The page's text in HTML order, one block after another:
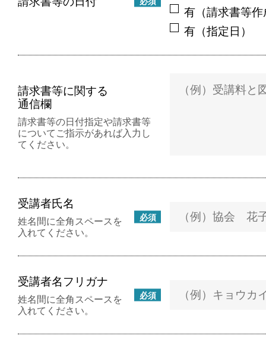
有（請求書等
有（指定日）
請求書等に関する
通信欄
請求書等の日付指定や請求書等
についてご指示があれば入力し
てください。
受講者氏名
必須
姓名間に全角スペースを
入れてください。
受講者名フリガナ
必須
姓名間に全角スペースを
入れてください。